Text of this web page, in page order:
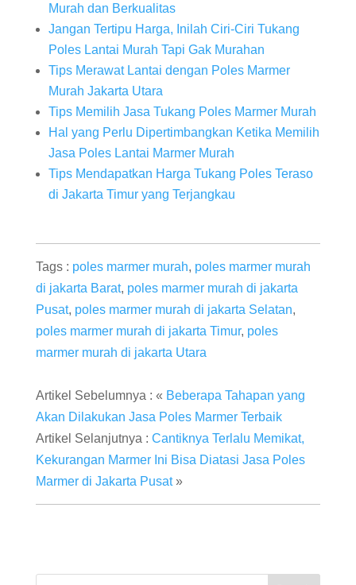
Murah dan Berkualitas
Jangan Tertipu Harga, Inilah Ciri-Ciri Tukang
Poles Lantai Murah Tapi Gak Murahan
Tips Merawat Lantai dengan Poles Marmer
Murah Jakarta Utara
Tips Memilih Jasa Tukang Poles Marmer Murah
Hal yang Perlu Dipertimbangkan Ketika Memilih
Jasa Poles Lantai Marmer Murah
Tips Mendapatkan Harga Tukang Poles Teraso
di Jakarta Timur yang Terjangkau
Tags : poles marmer murah, poles marmer murah
di jakarta Barat, poles marmer murah di jakarta
Pusat, poles marmer murah di jakarta Selatan,
poles marmer murah di jakarta Timur, poles
marmer murah di jakarta Utara
Artikel Sebelumnya : « Beberapa Tahapan yang
Akan Dilakukan Jasa Poles Marmer Terbaik
Artikel Selanjutnya : Cantiknya Terlalu Memikat,
Kekurangan Marmer Ini Bisa Diatasi Jasa Poles
Marmer di Jakarta Pusat»